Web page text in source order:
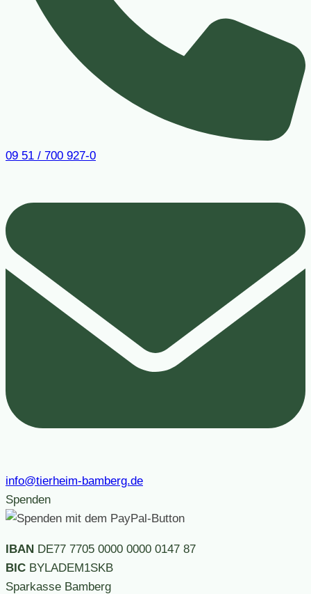
09 51 / 700 927-0
info@tierheim-bamberg.de
Spenden
IBAN DE77 7705 0000 0000 0147 87
BIC BYLADEM1SKB
Sparkasse Bamberg